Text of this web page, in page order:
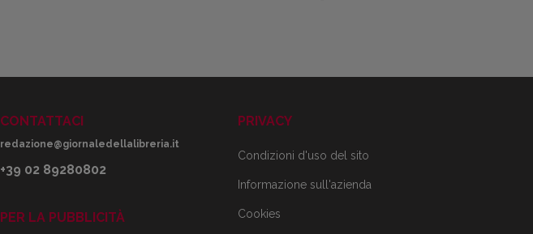
CONTATTACI
redazione@giornaledellalibreria.it
+39 02 89280802
PER LA PUBBLICITÀ
PRIVACY
Condizioni d'uso del sito
Informazione sull'azienda
Cookies